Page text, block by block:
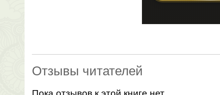
Отзывы читателей